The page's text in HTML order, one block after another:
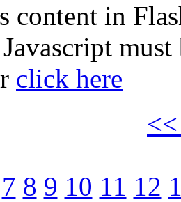
content in
click here
7 8 9 10 11 12